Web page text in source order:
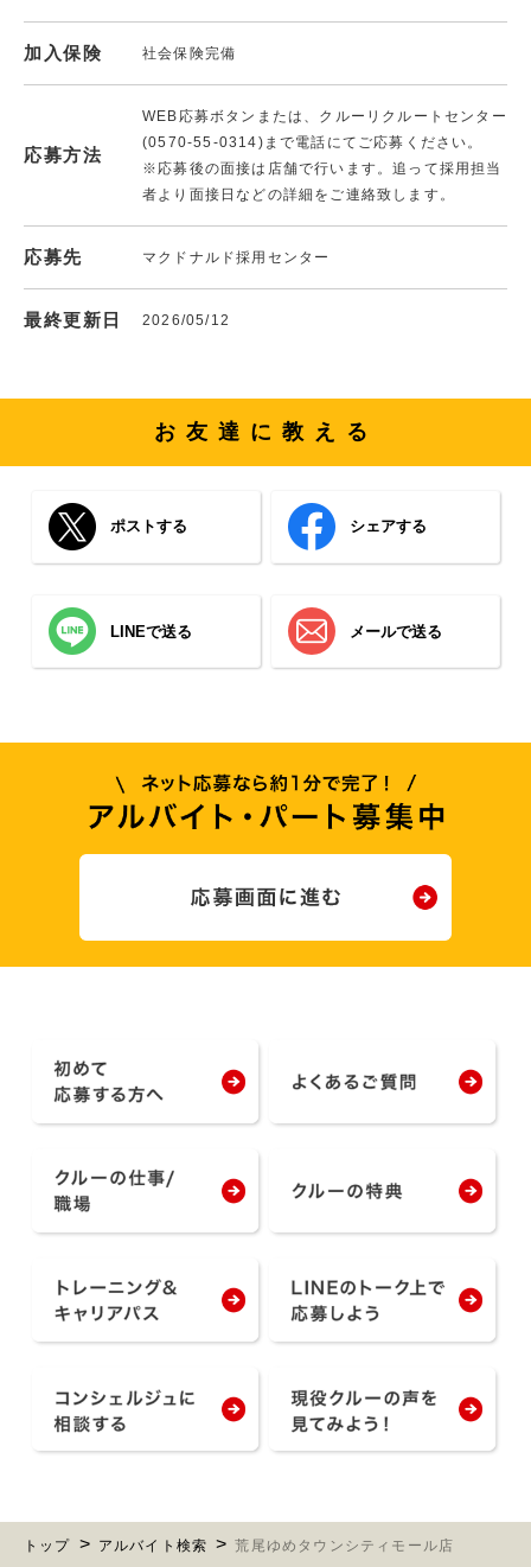
加入保険 社会保険完備
応募方法
WEB応募ボタンまたは、クルーリクルートセンター
(0570-55-0314)まで電話にてご応募ください。
※応募後の面接は店舗で行います。追って採用担当
者より面接日などの詳細をご連絡致します。
応募先 マクドナルド採用センター
最終更新日 2026/05/12
お友達に教える
ポストする シェアする
LINEで送る メールで送る
トップ アルバイト検索 荒尾ゆめタウンシティモール店